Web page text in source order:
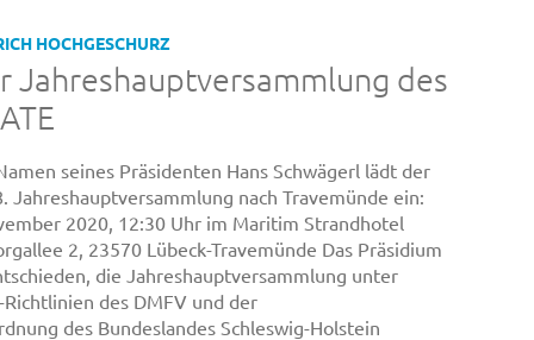
HOCHGESCHURZ
Jahreshauptversammlung des
seines Präsidenten Hans Schwägerl lädt der
Jahreshauptversammlung nach Travemünde ein:
2020, 12:30 Uhr im Maritim Strandhotel
2, 23570 Lübeck-Travemünde Das Präsidium
die Jahreshauptversammlung unter
des DMFV und der
des Bundeslandes Schleswig-Holstein